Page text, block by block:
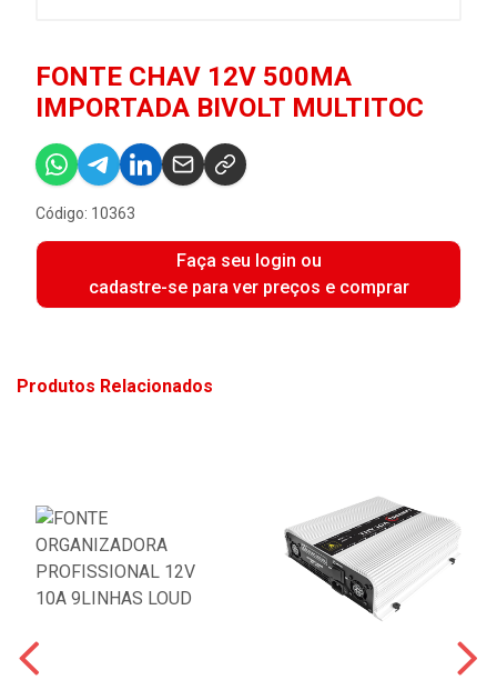
FONTE CHAV 12V 500MA
IMPORTADA BIVOLT MULTITOC
Código: 10363
Faça seu login ou
cadastre-se para ver preços e comprar
Produtos Relacionados